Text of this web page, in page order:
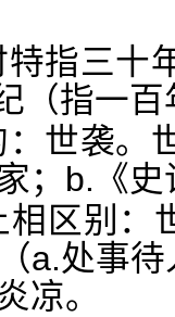
指三十
（指一
世袭。
；b.《
区别：
a.处事待
凉。